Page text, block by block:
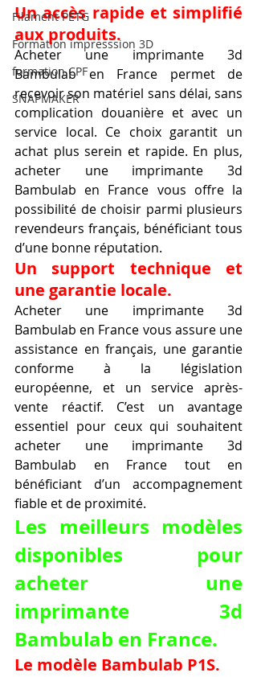
Filament PETG
Formation impresssion 3D
formation CPF
SNAPMAKER
Un accès rapide et simplifié
aux produits.
Acheter une imprimante 3d
Bambulab en France permet de
recevoir son matériel sans délai, sans
complication douanière et avec un
service local. Ce choix garantit un
achat plus serein et rapide. En plus,
acheter une imprimante 3d
Bambulab en France vous offre la
possibilité de choisir parmi plusieurs
revendeurs français, bénéficiant tous
d’une bonne réputation.
Un support technique et
une garantie locale.
Acheter une imprimante 3d
Bambulab en France vous assure une
assistance en français, une garantie
conforme à la législation
européenne, et un service après-
vente réactif. C’est un avantage
essentiel pour ceux qui souhaitent
acheter une imprimante 3d
Bambulab en France tout en
bénéficiant d’un accompagnement
fiable et de proximité.
Les meilleurs modèles
disponibles pour
acheter une
imprimante 3d
Bambulab en France.
Le modèle Bambulab P1S.